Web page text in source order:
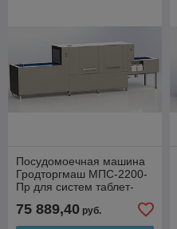
Посудомоечная машина
Гродторгмаш МПС-2200-
Пр для систем таблет-
75 889,40 руб.